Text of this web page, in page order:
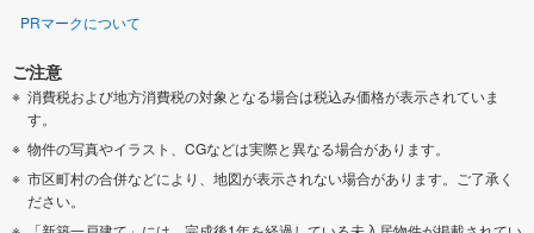
PRマークについて
ご注意
消費税および地方消費税の対象となる場合は税込み価格が表示されていま
す。
物件の写真やイラスト、CGなどは実際と異なる場合があります。
市区町村の合併などにより、地図が表示されない場合があります。ご了承く
ださい。